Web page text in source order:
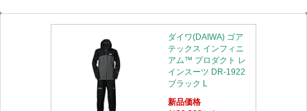
ダイワ(DAIWA) ゴア
テックス インフィニ
アム™ プロダクト レ
インスーツ DR-1922
ブラック L
新品価格